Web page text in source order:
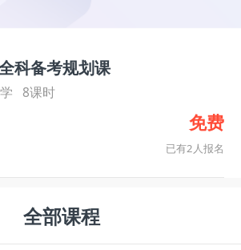
科备考规划课
8课时
免费
已有2人报名
全部课程